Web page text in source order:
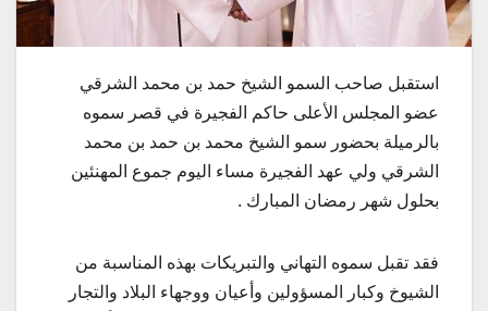
استقبل صاحب السمو الشيخ حمد بن محمد الشرقي
عضو المجلس الأعلى حاكم الفجيرة في قصر سموه
بالرميلة بحضور سمو الشيخ محمد بن حمد بن محمد
الشرقي ولي عهد الفجيرة مساء اليوم جموع المهنئين
بحلول شهر رمضان المبارك .
فقد تقبل سموه التهاني والتبريكات بهذه المناسبة من
الشيوخ وكبار المسؤولين وأعيان ووجهاء البلاد والتجار